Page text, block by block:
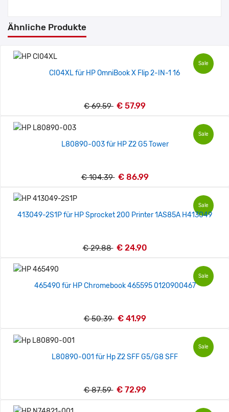
Ähnliche Produkte
Sale
CI04XL für HP OmniBook X Flip 2-IN-1 16
€ 69.59 € 57.99
Sale
L80890-003 für HP Z2 G5 Tower
€ 104.39 € 86.99
Sale
413049-2S1P für HP Sprocket 200 Printer 1AS85A H413049
€ 29.88 € 24.90
Sale
465490 für HP Chromebook 465595 0120900467
€ 50.39 € 41.99
Sale
L80890-001 für Hp Z2 SFF G5/G8 SFF
€ 87.59 € 72.99